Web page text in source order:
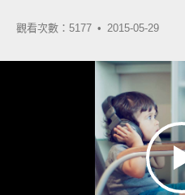
觀看次數：5177 • 2015-05-29